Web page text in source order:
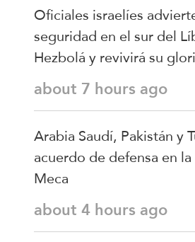
Oficiales israelíes
seguridad en el sur del
Hezbolá y revivirá su
about 7 hours ago
Arabia Saudí, Pakistán y
acuerdo de defensa en
Meca
about 4 hours ago